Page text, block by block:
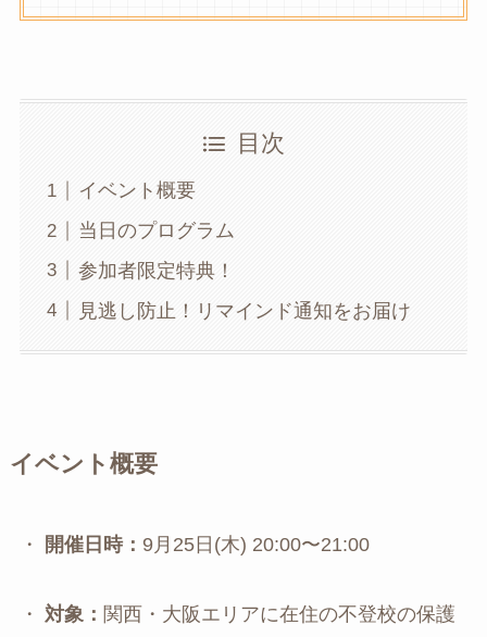
目次
イベント概要
当日のプログラム
参加者限定特典！
見逃し防止！リマインド通知をお届け
イベント概要
・ 開催日時： 9月25日(木) 20:00〜21:00
・ 対象： 関西・大阪エリアに在住の不登校の保護